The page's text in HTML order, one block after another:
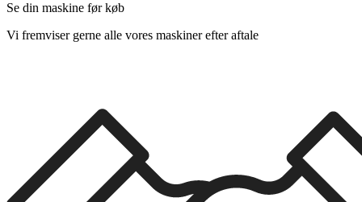
Se din maskine før køb
Vi fremviser gerne alle vores maskiner efter aftale